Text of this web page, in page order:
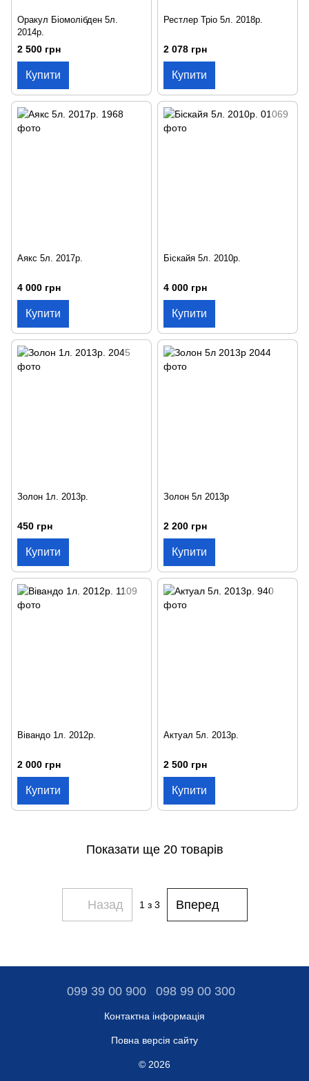
Оракул Біомолібден 5л.
2014р.
2 500 грн
Купити
Рестлер Тріо 5л. 2018р.
2 078 грн
Купити
Аякс 5л. 2017р.
4 000 грн
Купити
Біскайя 5л. 2010р.
4 000 грн
Купити
Золон 1л. 2013р.
450 грн
Купити
Золон 5л 2013р
2 200 грн
Купити
Вівандо 1л. 2012р.
2 000 грн
Купити
Актуал 5л. 2013р.
2 500 грн
Купити
Показати ще 20 товарів
Назад 1з 3 Вперед
099 39 00 900 098 99 00 300
Контактна інформація
Повна версія сайту
© 2026